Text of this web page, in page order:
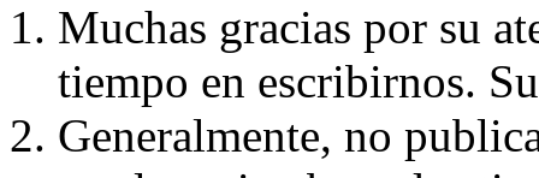
Muchas gracias por su
tiempo en escribirnos.
Generalmente, no